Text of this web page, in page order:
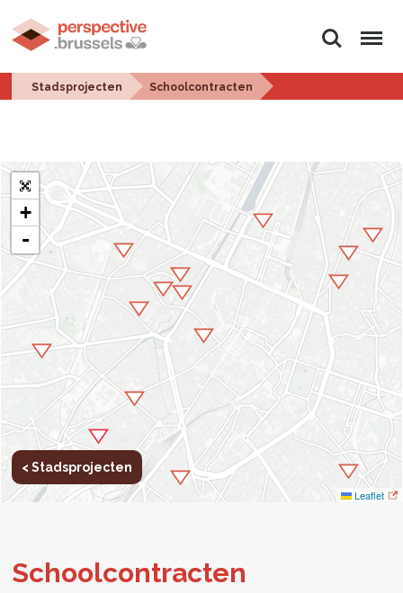
Zoeken Menu
Stadsprojecten Schoolcontracten
+
-
Leaflet
< Stadsprojecten
School­con­trac­ten